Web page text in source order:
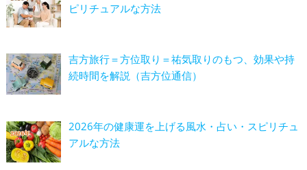
ピリチュアルな方法
吉方旅行＝方位取り＝祐気取りのもつ、効果や持
続時間を解説（吉方位通信）
2026年の健康運を上げる風水・占い・スピリチュ
アルな方法